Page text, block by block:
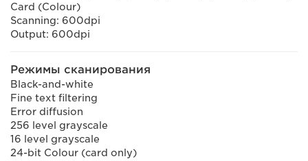
Card (Colour)
Scanning: 600dpi
Output: 600dpi
Режимы сканирования
Black-and-white
Fine text filtering
Error diffusion
256 level grayscale
16 level grayscale
24-bit Colour (card only)